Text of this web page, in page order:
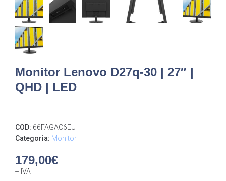
Monitor Lenovo D27q-30 | 27″ |
QHD | LED
COD: 66FAGAC6EU
Categoria: Monitor
179,00€
+ IVA